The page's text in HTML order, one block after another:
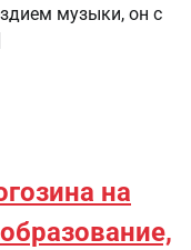
музыки, он с
на